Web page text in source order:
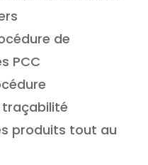
de
PCC
traçabilité
produits tout au